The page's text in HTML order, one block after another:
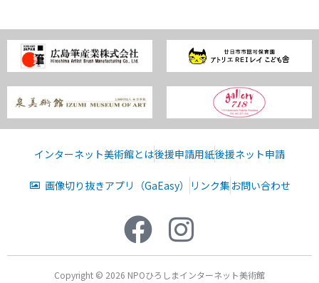
インターネット美術館とは後援申請用紙後援ネット申請
画像切り抜きアプリ（GaEasy） リンク集 お問い合わせ
Copyright © 2026 NPOひろしまインターネット美術館